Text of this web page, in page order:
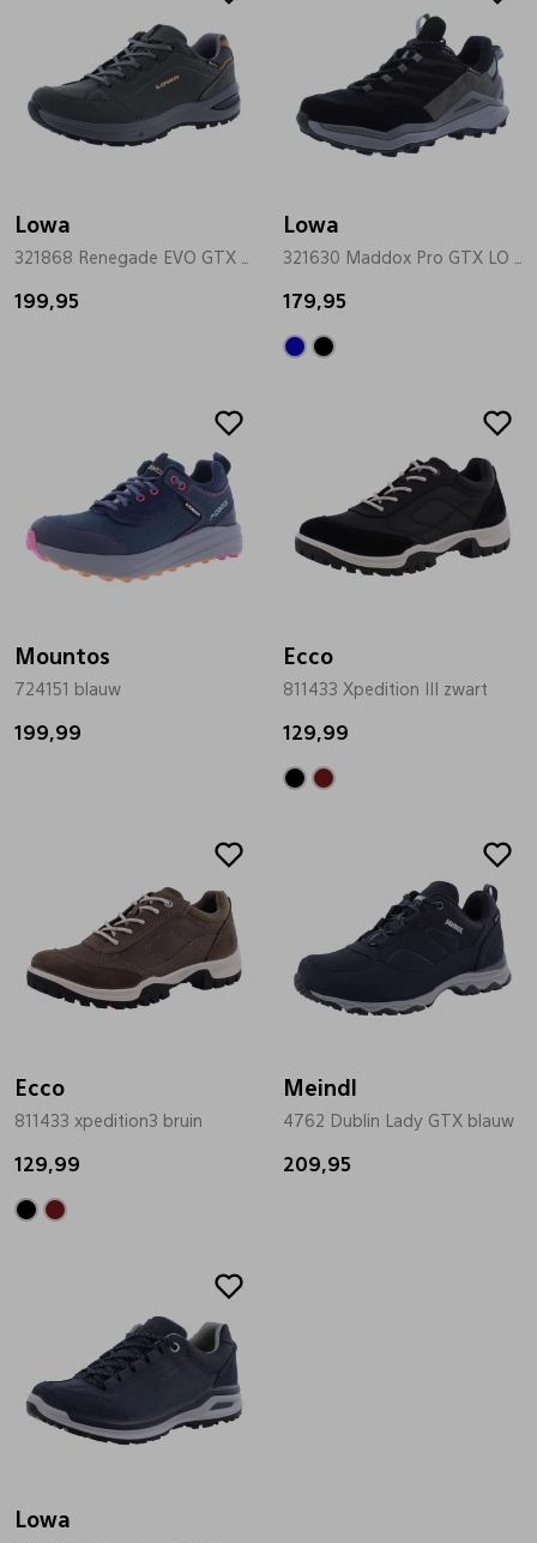
Lowa
199,95
Lowa
179,95
Mountos
724151 blauw
199,99
Ecco
811433 Xpedition III zwart
129,99
Ecco
811433 xpedition3 bruin
129,99
Meindl
4762 Dublin Lady GTX blauw
209,95
Lowa